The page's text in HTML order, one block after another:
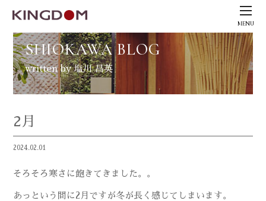
MENU
SHIOKAWA BLOG
written by 塩川 昌英
2月
2024.02.01
そろそろ寒さに飽きてきました。。
あっという間に2月ですが冬が長く感じてしまいます。